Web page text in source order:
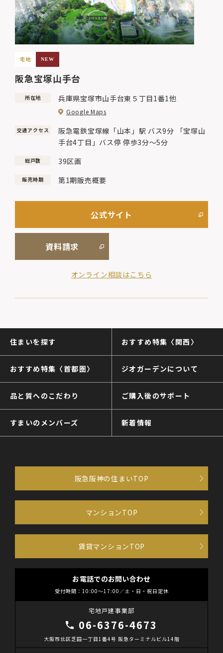
宅地 NEW
阪急宝塚山手台
所在地 兵庫県宝塚市山手台東５丁目1番1他
Google Maps
交通アクセス
阪急電鉄宝塚線「山本」駅 バス9分 「宝塚山
手台4丁目」バス停 停歩3分～5分
総戸数 39区画
販売時期 第1期販売概要
公式サイト
資料請求
オンライン相談はこちら
住まいを探す おすすめ特集〈関西〉
おすすめ特集〈首都圏〉 ジオガーデンについて
品と質へのこだわり ご購入後のサポート
すまいのメンバーズ 新着情報
阪急阪神の住まいTOP
マンションTOP
賃貸マンションTOP
お電話でのお問い合わせ
受付時間：10:00～17:00／土・日・祝日定休
宅地戸建事業部
06-6376-4673
大阪市北区芝田一丁目1番4号 阪急ターミナルビル14階